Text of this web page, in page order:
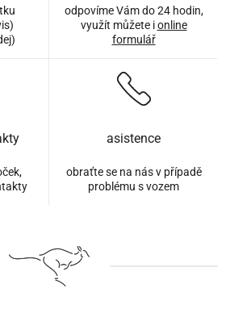
odpovíme Vám do 24 hodin,
využít můžete ionline
formulář
asistence
obraťte se na nás v případě
problému s vozem